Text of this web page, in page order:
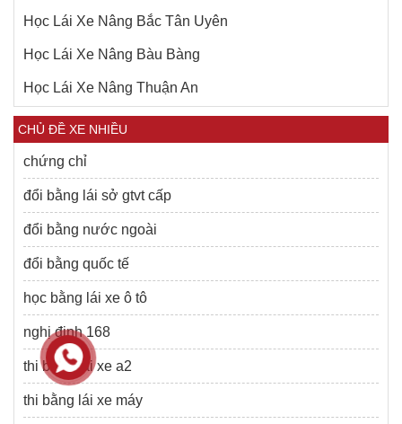
Học Lái Xe Nâng Bắc Tân Uyên
Học Lái Xe Nâng Bàu Bàng
Học Lái Xe Nâng Thuận An
CHỦ ĐỀ XE NHIỀU
chứng chỉ
đổi bằng lái sở gtvt cấp
đổi bằng nước ngoài
đổi bằng quốc tế
học bằng lái xe ô tô
nghị định 168
thi bằng lái xe a2
thi bằng lái xe máy